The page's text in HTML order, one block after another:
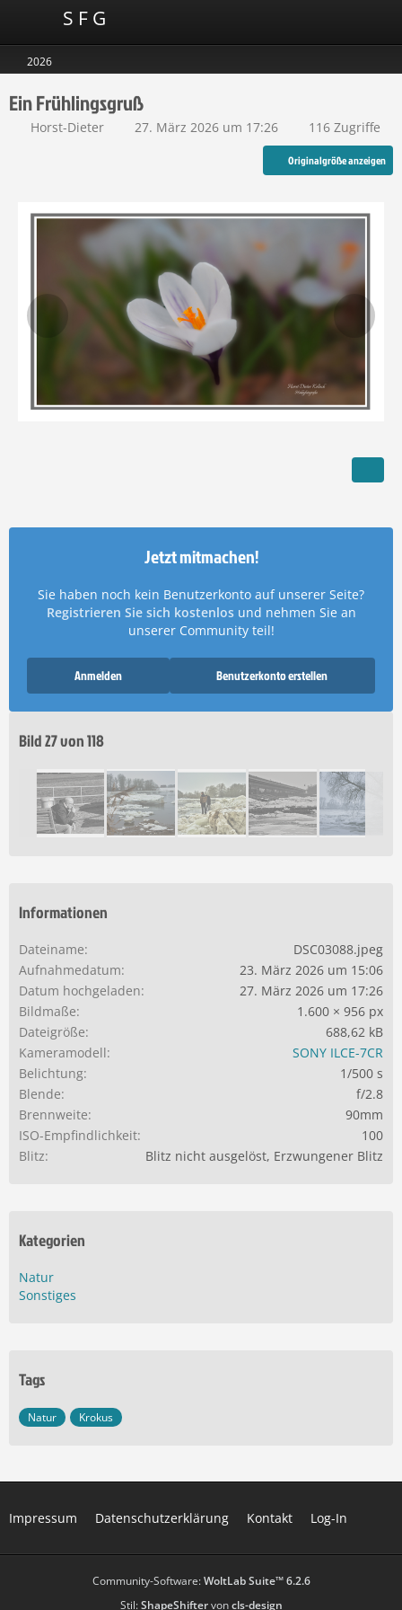
S F G
2026
Ein Frühlingsgruß
Horst-Dieter 27. März 2026 um 17:26 116 Zugriffe
Originalgröße anzeigen
Jetzt mitmachen!
Sie haben noch kein Benutzerkonto auf unserer Seite?
Registrieren Sie sich kostenlosund nehmen Sie an
unserer Community teil!
Benutzerkonto erstellen
Anmelden
Bild 27 von 118
Informationen
Dateiname
DSC03088.jpeg
Aufnahmedatum
23. März 2026 um 15:06
Datum hochgeladen
27. März 2026 um 17:26
Bildmaße
1.600 × 956 px
Dateigröße
688,62 kB
Kameramodell
SONY ILCE-7CR
Belichtung
1/500 s
Blende
f/2.8
Brennweite
90mm
ISO-Empfindlichkeit
100
Blitz
Blitz nicht ausgelöst, Erzwungener Blitz
Kategorien
Natur
Sonstiges
Tags
Natur Krokus
Impressum Datenschutzerklärung Kontakt Log-In
Community-Software:WoltLab Suite™ 6.2.6
Stil:ShapeShiftervoncls-design